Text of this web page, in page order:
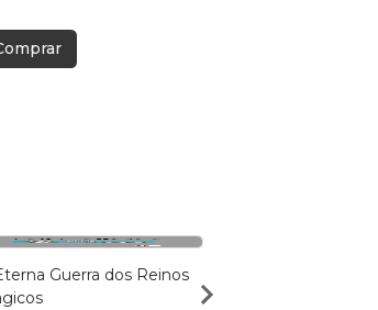
Guerra dos Reinos
Simone Saueressig